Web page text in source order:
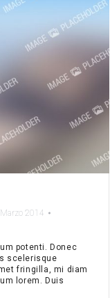
2014
potenti. Donec
scelerisque
fringilla, mi diam
lorem. Duis